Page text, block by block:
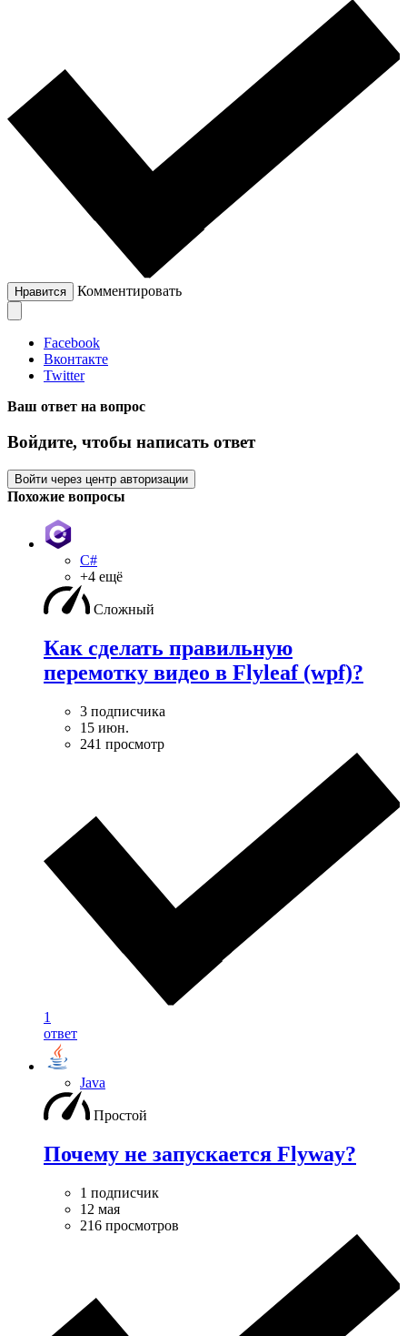
Нравится Комментировать
Facebook
Вконтакте
Twitter
Ваш ответ на вопрос
Войдите, чтобы написать ответ
Войти через центр авторизации
Похожие вопросы
C#
+4 ещё
Сложный
Как сделать правильную
перемотку видео в Flyleaf (wpf)?
3 подписчика
15 июн.
241 просмотр
1
ответ
Java
Простой
Почему не запускается Flyway?
1 подписчик
12 мая
216 просмотров